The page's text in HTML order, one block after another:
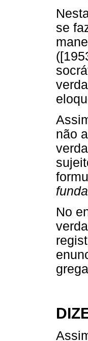
se
não
No